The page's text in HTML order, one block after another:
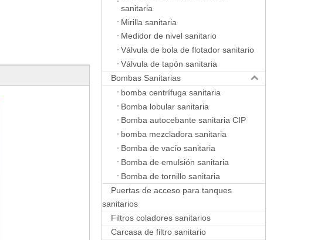
sanitaria
Mirilla sanitaria
Medidor de nivel sanitario
Válvula de bola de flotador sanitario
Válvula de tapón sanitaria
Bombas Sanitarias
bomba centrífuga sanitaria
Bomba lobular sanitaria
Bomba autocebante sanitaria CIP
bomba mezcladora sanitaria
Bomba de vacío sanitaria
Bomba de emulsión sanitaria
Bomba de tornillo sanitaria
Puertas de acceso para tanques
sanitarios
Filtros coladores sanitarios
Carcasa de filtro sanitario